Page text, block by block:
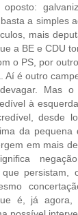
a simples
mais
a BE e CDU
o PS, por
Aí é outro
Mas
à
desde
da
em mais
que persistam,
é, já agora,